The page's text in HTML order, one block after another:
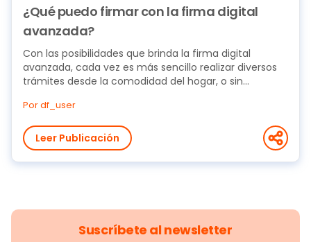
¿Qué puedo firmar con la firma digital
avanzada?
Con las posibilidades que brinda la firma digital
avanzada, cada vez es más sencillo realizar diversos
trámites desde la comodidad del hogar, o sin...
Por df_user
Leer Publicación
Suscríbete al newsletter